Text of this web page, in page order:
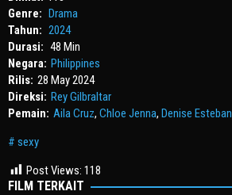
Genre:
Drama
Tahun: 2024
Durasi: 48 Min
Negara: Philippines
Rilis: 28 May 2024
Direksi: Rey Gilbraltar
Pemain: Aila Cruz, Chloe Jenna, Denise Esteban
sexy
Post Views: 118
FILM TERKAIT